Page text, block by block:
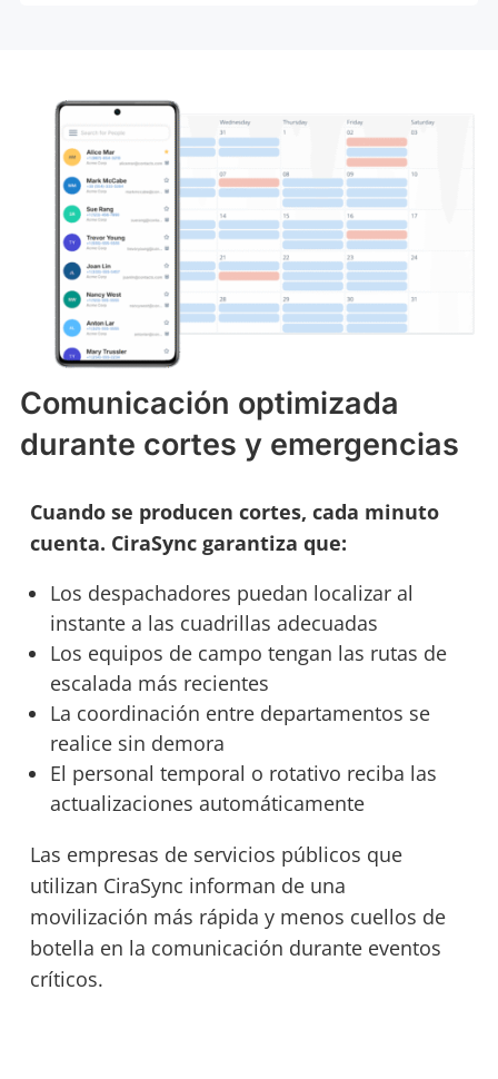
Comunicación optimizada
durante cortes y emergencias
Cuando se producen cortes, cada minuto
cuenta. CiraSync garantiza que:
Los despachadores puedan localizar al
instante a las cuadrillas adecuadas
Los equipos de campo tengan las rutas de
escalada más recientes
La coordinación entre departamentos se
realice sin demora
El personal temporal o rotativo reciba las
actualizaciones automáticamente
Las empresas de servicios públicos que
utilizan CiraSync informan de una
movilización más rápida y menos cuellos de
botella en la comunicación durante eventos
críticos.